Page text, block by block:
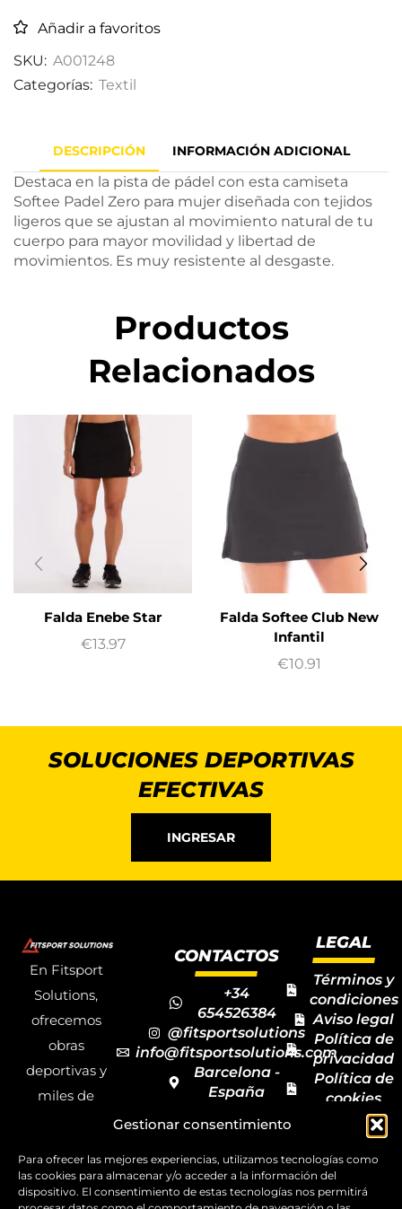
Gestionar consentimiento
Para ofrecer las mejores experiencias, utilizamos tecnologías como
las cookies para almacenar y/o acceder a la información del
dispositivo. El consentimiento de estas tecnologías nos permitirá
Añadir a favoritos
SKU: A001248
Categorías: Textil
DESCRIPCIÓN INFORMACIÓN ADICIONAL
Destaca en la pista de pádel con esta camiseta
Softee Padel Zero para mujer diseñada con tejidos
ligeros que se ajustan al movimiento natural de tu
cuerpo para mayor movilidad y libertad de
movimientos. Es muy resistente al desgaste.
Productos
Relacionados
Falda Enebe Star
€13.97
Falda Softee Club New
Infantil
€10.91
SOLUCIONES DEPORTIVAS
EFECTIVAS
INGRESAR
En Fitsport
Solutions,
ofrecemos
obras
deportivas y
miles de
deportivos
para todas las
CONTACTOS
+34
654526384
@fitsportsolutions
info@fitsportsolutions.com
Barcelona -
España
de contacto
LEGAL
Términos y
condiciones
Aviso legal
Política de
privacidad
Política de
cookies
Mapa del
sitio